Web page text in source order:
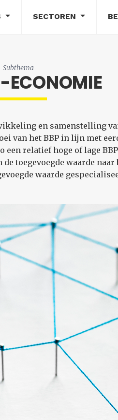
SECTOREN
Subthema
ECONOMIE
en samenstelling
van het BBP in lijn met
relatief hoge of lage
toegevoegde waarde
waarde